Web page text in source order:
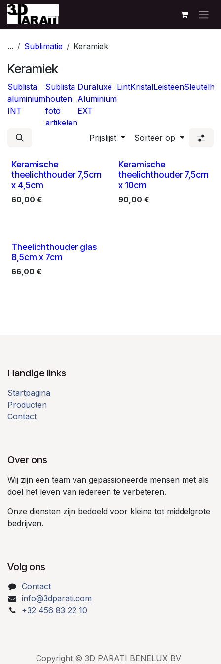
Overslaan naar inhoud
... Sublimatie Keramiek
Keramiek
Sublista
aluminium
INT
Sublista
houten
foto
artikelen
Duraluxe
Aluminium
EXT
LintKristalLeisteen
Prijslijst Sorteer op
Keramische
theelichthouder 7,5cm
x 4,5cm
60,00 €
Keramische
theelichthouder 7,5cm
x 10cm
90,00 €
Theelichthouder glas
8,5cm x 7cm
66,00 €
Handige links
Startpagina
Producten
Contact
Over ons
Wij zijn een team van gepassioneerde mensen met als
doel het leven van iedereen te verbeteren.
Onze diensten zijn bedoeld voor kleine tot middelgrote
bedrijven.
Volg ons
Contact
info@3dparati.com
+32 456 83 22 10
Copyright © 3D PARATI BENELUX BV